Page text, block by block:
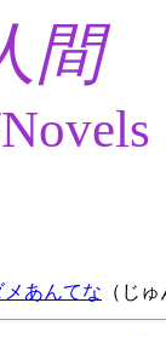
間
メあんてな （じ